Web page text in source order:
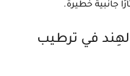
جانبية خطيرة.
في ترطيب